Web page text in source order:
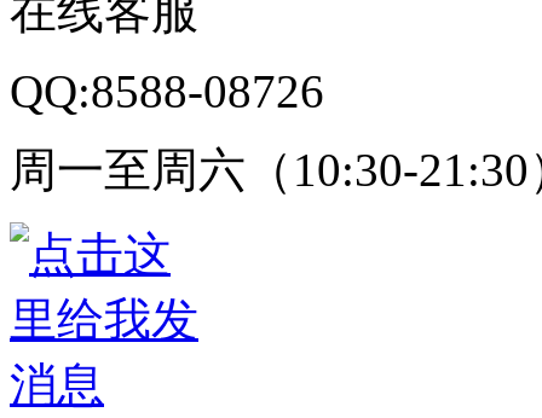
在线客服
QQ:8588-08726
周一至周六（10:30-21:30